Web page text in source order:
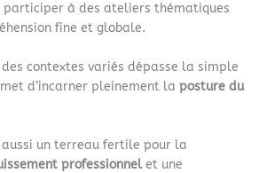
à des ateliers thématiques
fine et globale.
contextes variés dépasse la simple
d’incarner pleinement laposture du
un terreau fertile pour la
professionnelet une